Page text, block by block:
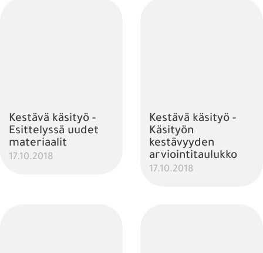
Kestävä käsityö -
Esittelyssä uudet
materiaalit
17.10.2018
Kestävä käsityö -
Käsityön
kestävyyden
arviointitaulukko
17.10.2018